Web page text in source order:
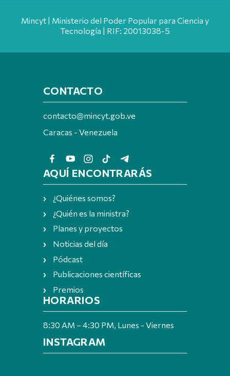
Mincyt | Ministerio del Poder Popular para Ciencia y
Tecnología | RIF: 20013038-5
CONTACTO
contacto@mincyt.gob.ve
Caracas - Venezuela
AQUÍ ENCONTRARÁS
¿Quiénes somos?
¿Quién es la ministra?
Planes y proyectos
Noticias del día
Pódcast
Publicaciones científicas
Premios
HORARIOS
8:30 AM – 4:30 PM, Lunes - Viernes
INSTAGRAM